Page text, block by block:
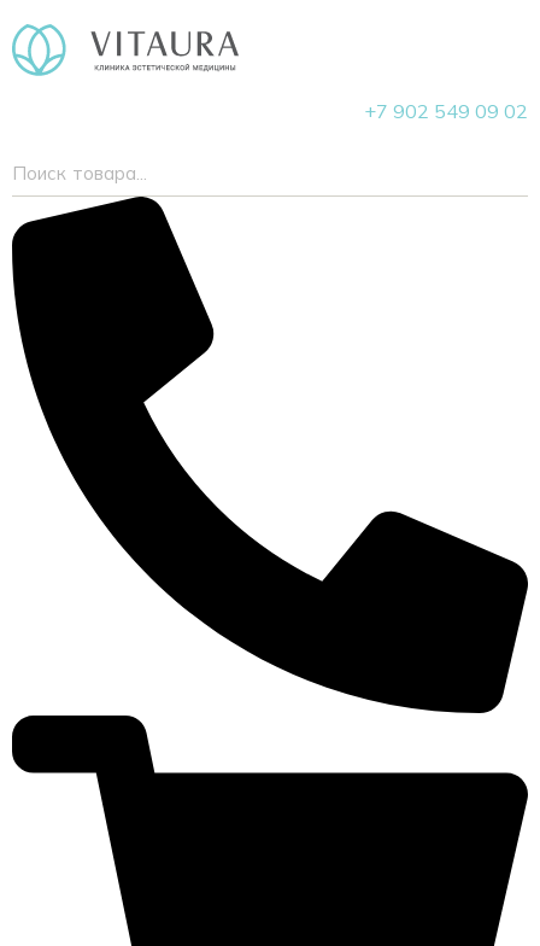
+7 902 549 09 02